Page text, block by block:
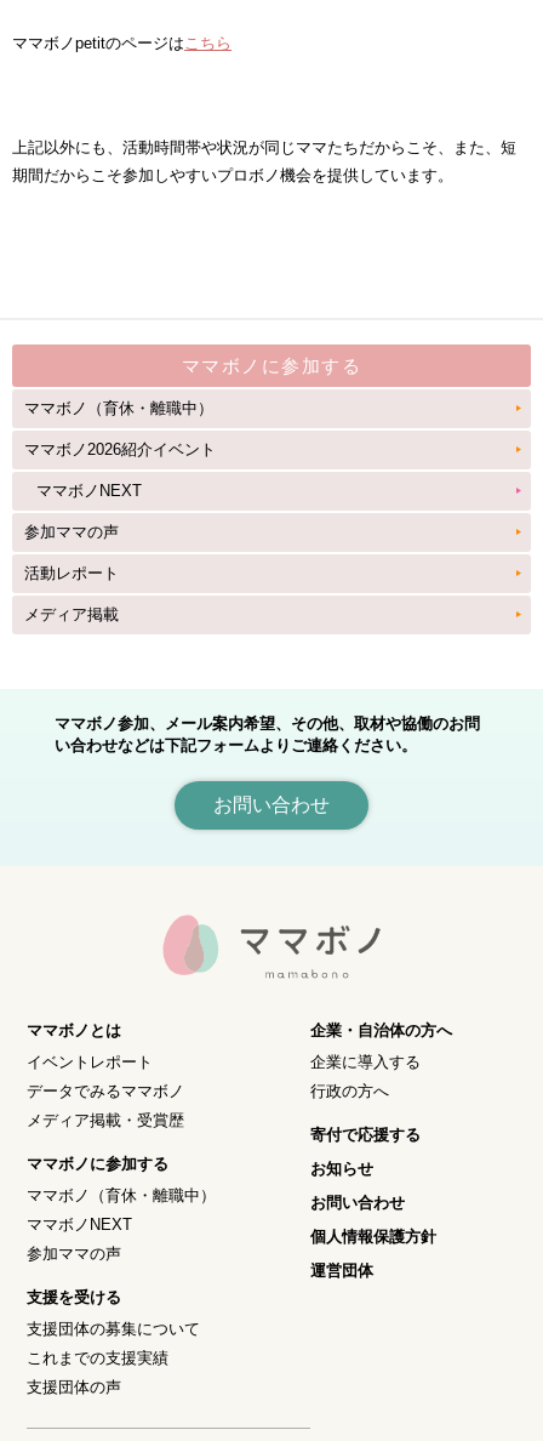
ママボノpetitのページはこちら
上記以外にも、活動時間帯や状況が同じママたちだからこそ、また、短
期間だからこそ参加しやすいプロボノ機会を提供しています。
ママボノに参加する
ママボノ（育休・離職中）
ママボノ2026紹介イベント
ママボノNEXT
参加ママの声
活動レポート
メディア掲載
ママボノ参加、メール案内希望、その他、取材や協働のお問
い合わせなどは下記フォームよりご連絡ください。
お問い合わせ
ママボノとは
イベントレポート
データでみるママボノ
メディア掲載・受賞歴
ママボノに参加する
ママボノ（育休・離職中）
ママボノNEXT
参加ママの声
支援を受ける
支援団体の募集について
これまでの支援実績
支援団体の声
企業・自治体の方へ
企業に導入する
行政の方へ
寄付で応援する
お知らせ
お問い合わせ
個人情報保護方針
運営団体